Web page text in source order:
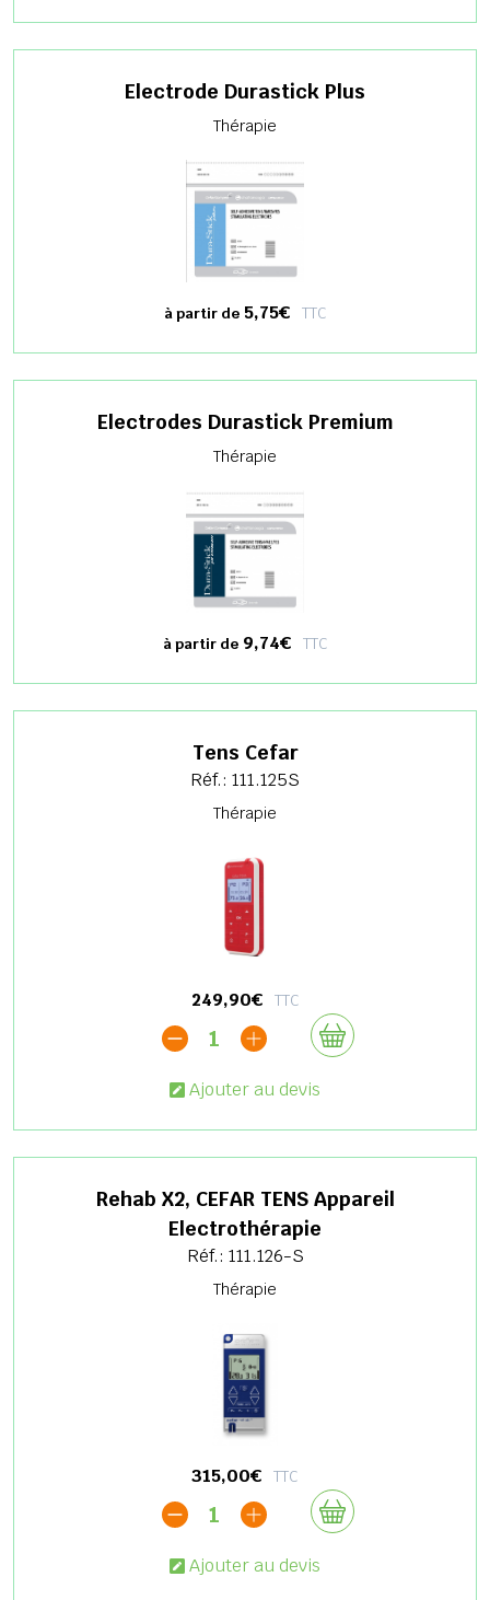
Electrode Durastick Plus
Thérapie
à partir de5,75€ TTC
Electrodes Durastick Premium
Thérapie
à partir de9,74€ TTC
Tens Cefar
Réf.: 111.125S
Thérapie
249,90€ TTC
1
Ajouter au devis
Rehab X2, CEFAR TENS Appareil
Electrothérapie
Réf.: 111.126-S
Thérapie
315,00€ TTC
1
Ajouter au devis